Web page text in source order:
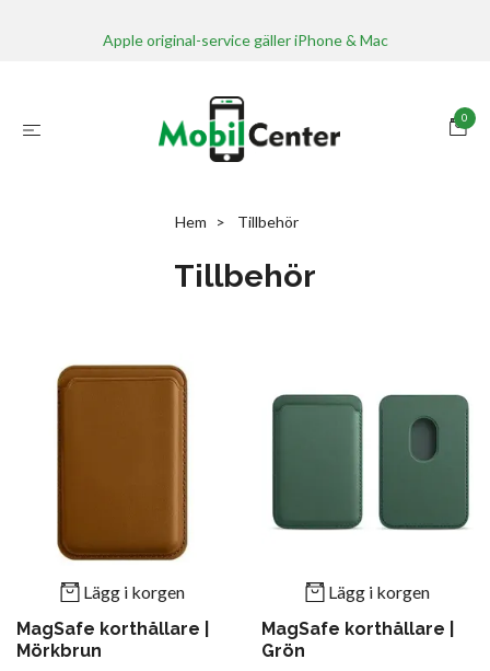
Apple original-service gäller iPhone & Mac
0
Hem Tillbehör
Tillbehör
Lägg i korgen
MagSafe korthållare |
Mörkbrun
Lägg i korgen
MagSafe korthållare |
Grön